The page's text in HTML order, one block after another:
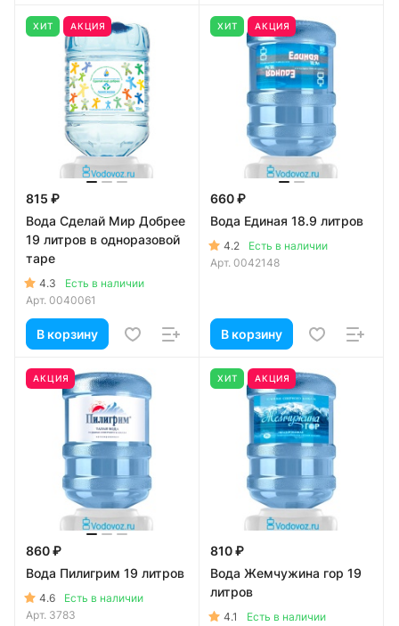
ХИТ АКЦИЯ
815 ₽
Вода Сделай Мир Добрее
19 литров в одноразовой
таре
4.3
Есть в наличии
Арт. 0040061
В корзину
ХИТ АКЦИЯ
660 ₽
Вода Единая 18.9 литров
4.2
Есть в наличии
Арт. 0042148
В корзину
АКЦИЯ
860 ₽
Вода Пилигрим 19 литров
4.6
Есть в наличии
Арт. 3783
ХИТ АКЦИЯ
810 ₽
Вода Жемчужина гор 19
литров
4.1
Есть в наличии